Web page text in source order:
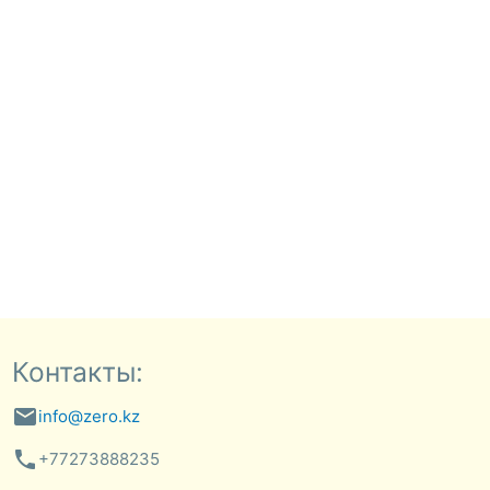
Контакты:
emailinfo@zero.kz
phone +77273888235